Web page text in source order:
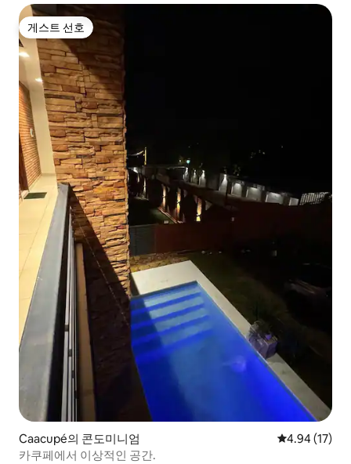
게스트 선호
게스트 선호
Caacupé의 콘도미니엄 평점 4.94점
4.94 (17)
카쿠페에서 이상적인 공간.